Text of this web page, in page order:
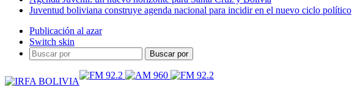
Juventud boliviana construye agenda nacional para incidir en el nuevo ciclo político
Publicación al azar
Switch skin
Buscar por